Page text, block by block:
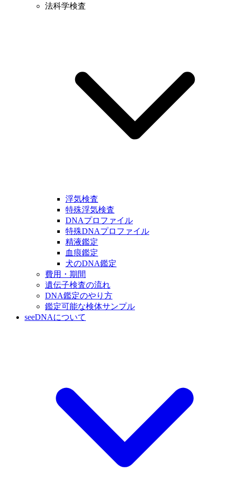
法科学検査
浮気検査
特殊浮気検査
DNAプロファイル
特殊DNAプロファイル
精液鑑定
血痕鑑定
犬のDNA鑑定
費用・期間
遺伝子検査の流れ
DNA鑑定のやり方
鑑定可能な検体サンプル
seeDNAについて